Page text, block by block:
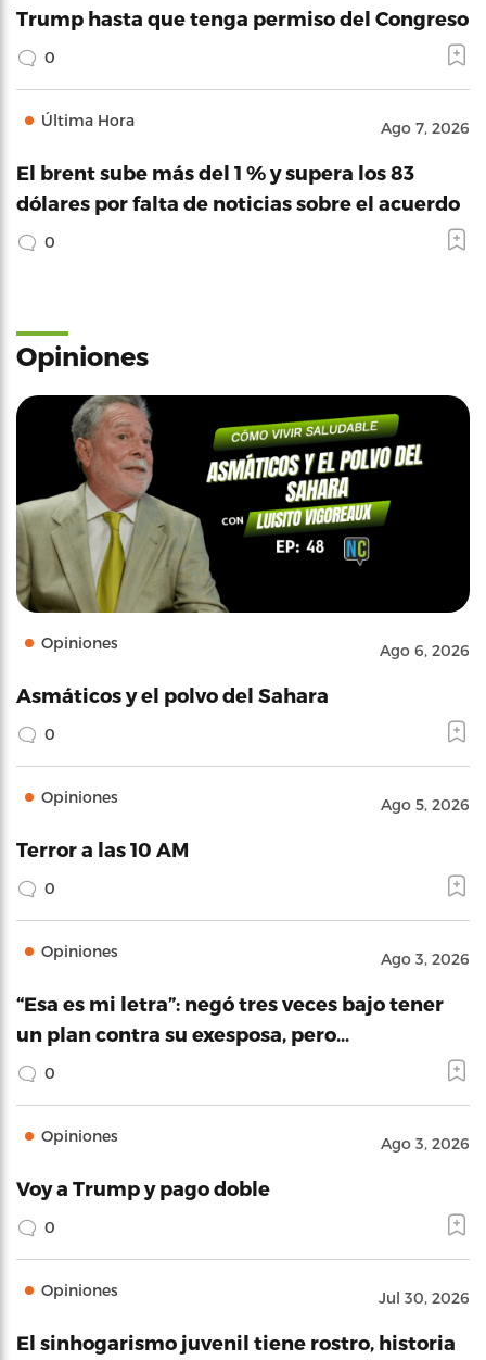
Trump hasta que tenga permiso del Congreso
0
Última Hora Ago 7, 2026
El brent sube más del 1 % y supera los 83
dólares por falta de noticias sobre el acuerdo
0
Opiniones
Opiniones Ago 6, 2026
Asmáticos y el polvo del Sahara
0
Opiniones Ago 5, 2026
Terror a las 10 AM
0
Opiniones Ago 3, 2026
“Esa es mi letra”: negó tres veces bajo tener
un plan contra su exesposa, pero…
0
Opiniones Ago 3, 2026
Voy a Trump y pago doble
0
Opiniones Jul 30, 2026
El sinhogarismo juvenil tiene rostro, historia